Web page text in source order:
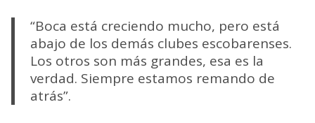
“Boca está creciendo mucho, pero está
abajo de los demás clubes escobarenses.
Los otros son más grandes, esa es la
verdad. Siempre estamos remando de
atrás”.